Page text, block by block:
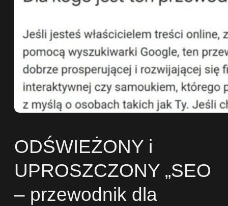
ODŚWIEŻONY i
UPROSZCZONY „SEO
– przewodnik dla